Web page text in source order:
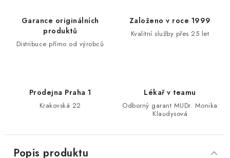
Garance originálních
produktů
Distribuce přímo od výrobců
Založeno v roce 1999
Kvalitní služby přes 25 let
Prodejna Praha 1
Krakovská 22
Lékař v teamu
Odborný garant MUDr. Monika
Klaudysová
Popis produktu